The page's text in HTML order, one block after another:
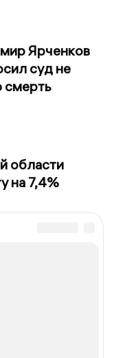
Ярченков
суд не
смерть
области
на 7,4%